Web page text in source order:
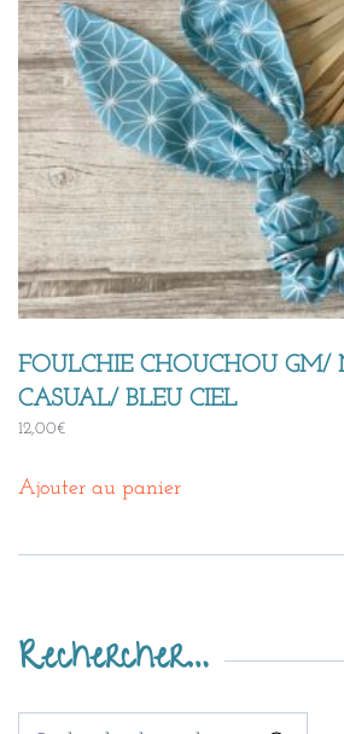
FOULCHIE CHOUCHOU GM/
CASUAL/ BLEU CIEL
12,00€
Ajouter au panier
Rechercher…
Recherche